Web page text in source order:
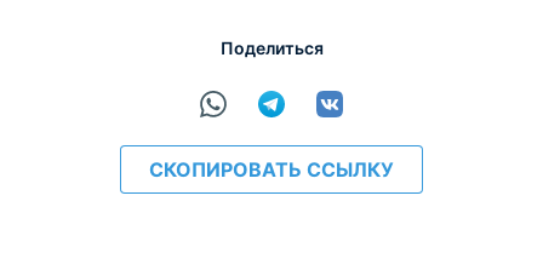
Поделиться
СКОПИРОВАТЬ ССЫЛКУ